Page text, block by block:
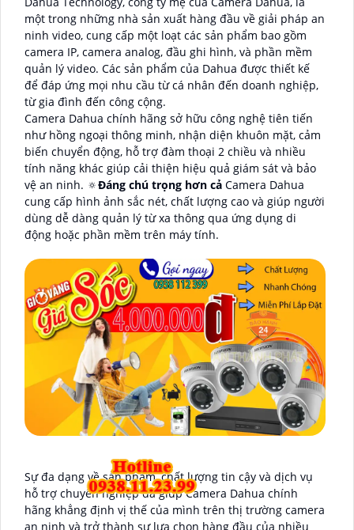
một trong những nhà sản xuất hàng đầu về giải pháp an
ninh video, cung cấp một loạt các sản phẩm bao gồm
camera IP, camera analog, đầu ghi hình, và phần mềm
quản lý video. Các sản phẩm của Dahua được thiết kế
để đáp ứng mọi nhu cầu từ cá nhân đến doanh nghiệp,
từ gia đình đến công cộng.
Camera Dahua chính hãng sở hữu công nghệ tiên tiến
như hồng ngoại thông minh, nhận diện khuôn mặt, cảm
biến chuyển động, hỗ trợ đàm thoại 2 chiều và nhiều
tính năng khác giúp cải thiện hiệu quả giám sát và bảo
vệ an ninh. 🔅Đáng chú trọng hơn cả Camera Dahua
cung cấp hình ảnh sắc nét, chất lượng cao và giúp người
dùng dễ dàng quản lý từ xa thông qua ứng dụng di
động hoặc phần mềm trên máy tính.
Sự đa dạng về sản phẩm, chất lượng tin cậy và dịch vụ
hỗ trợ chuyên nghiệp đã giúp Camera Dahua chính
hãng khẳng định vị thế của mình trên thị trường camera
an ninh và trở thành sự lựa chọn hàng đầu của nhiều